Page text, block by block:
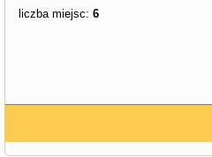
liczba miejsc: 6